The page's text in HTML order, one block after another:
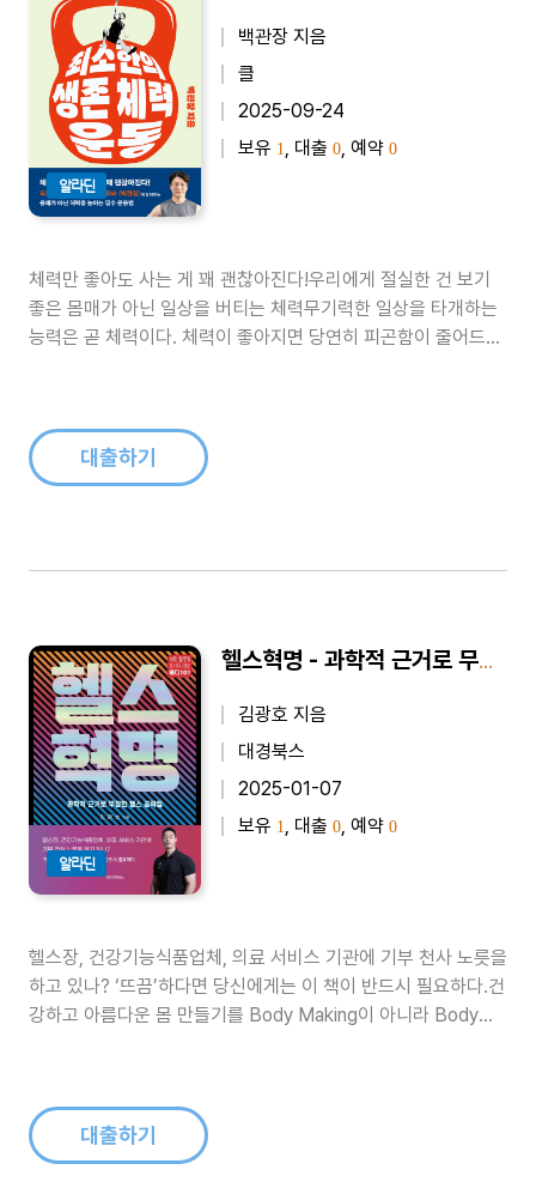
알라딘
백관장 지음
클
2025-09-24
보유 1 , 대출 0 , 예약 0
체력만 좋아도 사는 게 꽤 괜찮아진다!우리에게 절실한 건 보기
좋은 몸매가 아닌 일상을 버티는 체력무기력한 일상을 타개하는
능력은 곧 체력이다. 체력이 좋아지면 당연히 피곤함이 줄어드니
위한 준비를 해..
대출하기
알라딘
헬스혁명 - 과학적 근거로 무장한 헬스 공략집
김광호 지음
대경북스
2025-01-07
보유 1 , 대출 0 , 예약 0
헬스장, 건강기능식품업체, 의료 서비스 기관에 기부 천사 노릇을
하고 있나? ‘뜨끔’하다면 당신에게는 이 책이 반드시 필요하다.건
강하고 아름다운 몸 만들기를 Body Making이 아니라 Body
대출하기